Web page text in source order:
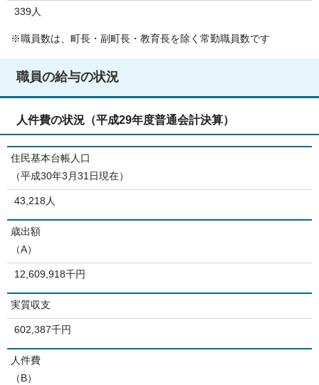
339人
※職員数は、町長・副町長・教育長を除く常勤職員数です
職員の給与の状況
人件費の状況（平成29年度普通会計決算）
住民基本台帳人口
（平成30年3月31日現在）
43,218人
歳出額
（A）
12,609,918千円
実質収支
602,387千円
人件費
（B）